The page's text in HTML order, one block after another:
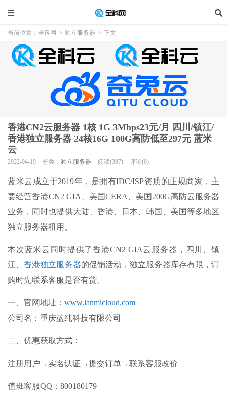
当前位置： 全科网 > 独立服务器 > 正文
香港CN2云服务器 1核 1G 3Mbps23元/月 四川/镇江/
香港独立服务器 24核16G 100G高防低至297元 蓝米
云
2022-04-19 分类： 独立服务器 阅读(387) 评论(0)
蓝米云成立于2019年，是拥有IDC/ISP资质的正规商家，主
要经营香港CN2 GIA、美国CERA、美国200G高防云服务器
业务，同时也提供大陆、香港、日本、韩国、美国等多地区
独立服务器租用。
本次蓝米云同时提供了香港CN2 GIA云服务器，四川、镇
江、香港独立服务器的促销活动，独立服务器库存有限，订
购时先联系客服是否有货。
一、 官网地址 ： www.lanmicloud.com
公司名 ：重庆蓝纯科技有限公司
二、优惠获取方式：
注册用户→实名认证→提交订单→联系客服改价
值班客服QQ：800180179